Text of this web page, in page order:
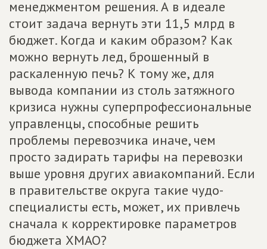
менеджментом решения. А в идеале
стоит задача вернуть эти 11,5 млрд в
бюджет. Когда и каким образом? Как
можно вернуть лед, брошенный в
раскаленную печь? К тому же, для
вывода компании из столь затяжного
кризиса нужны суперпрофессиональные
управленцы, способные решить
проблемы перевозчика иначе, чем
просто задирать тарифы на перевозки
выше уровня других авиакомпаний. Если
в правительстве округа такие чудо-
специалисты есть, может, их привлечь
сначала к корректировке параметров
бюджета ХМАО?